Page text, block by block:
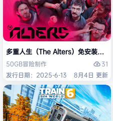
多重人生（The Alters）免安装中文版
50GB冒险制作
31
发行日期：2025-6-13
8月4日 更新